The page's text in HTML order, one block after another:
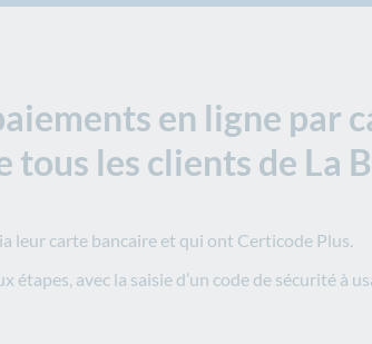
en ligne par
les clients de La
leur carte bancaire et qui ont Certicode Plus.
avec la saisie d’un code de sécurité à